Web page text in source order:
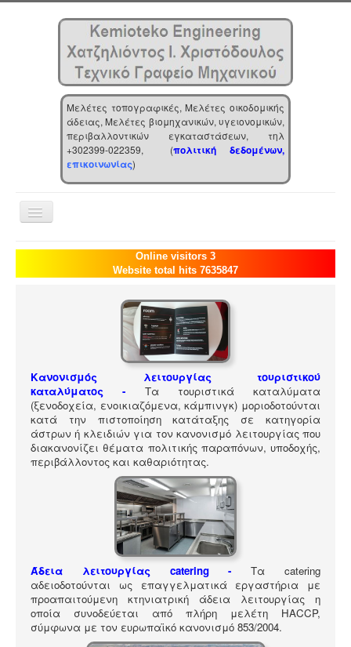
Μελέτες τοπογραφικές, Μελέτες οικοδομικής
άδειας, Μελέτες βιομηχανικών, υγειονομικών,
περιβαλλοντικών εγκαταστάσεων, τηλ
+302399-022359, (πολιτική δεδομένων,
επικοινωνίας)
Toggle
Navigation
Αρχική
Επιχείρηση
Αναζήτηση
Online visitors 3
Website total hits 7635847
Κανονισμός λειτουργίας τουριστικού
καταλύματος
- Τα τουριστικά καταλύματα
(ξενοδοχεία, ενοικιαζόμενα, κάμπινγκ) μοριοδοτούνται
κατά την πιστοποίηση κατάταξης σε κατηγορία
άστρων ή κλειδιών για τον κανονισμό λειτουργίας που
διακανονίζει θέματα πολιτικής παραπόνων, υποδοχής,
περιβάλλοντος και καθαριότητας.
Άδεια λειτουργίας catering -
Τα catering
αδειοδοτούνται ως επαγγελματικά εργαστήρια με
προαπαιτούμενη κτηνιατρική άδεια λειτουργίας η
οποία συνοδεύεται από πλήρη μελέτη HACCP,
σύμφωνα με τον ευρωπαϊκό κανονισμό 853/2004.